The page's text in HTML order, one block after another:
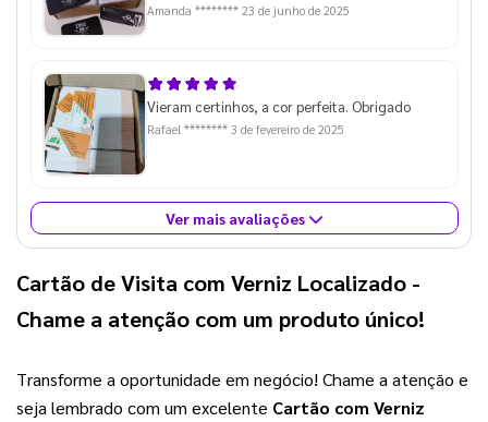
Amanda ******** 23 de junho de 2025
Vieram certinhos, a cor perfeita. Obrigado
Rafael ******** 3 de fevereiro de 2025
Ver mais avaliações
Cartão de Visita com Verniz Localizado -
Chame a atenção com um produto único!
Transforme a oportunidade em negócio! Chame a atenção e
seja lembrado com um excelente Cartão com Verniz